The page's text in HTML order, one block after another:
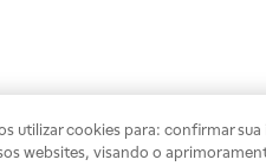
utilizar cookies para: confirmar
websites, visando o